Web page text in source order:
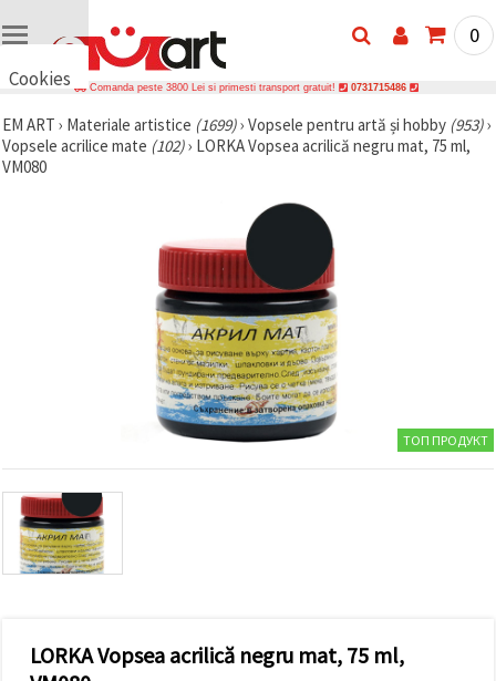
Cookies
vrem să vă
oferim
câteva
vizitele.
Puteți fi de
acord să
utilizați
toate
site!" Sau să
vă indicați
0
Comanda peste 3800 Lei si primesti transport gratuit! 0731715486
EM ART › Materiale artistice (1699)› Vopsele pentru artă și hobby (953)›
Vopsele acrilice mate (102)› LORKA Vopsea acrilică negru mat, 75 ml,
VM080
ТОП ПРОДУКТ
LORKA Vopsea acrilică negru mat, 75 ml,